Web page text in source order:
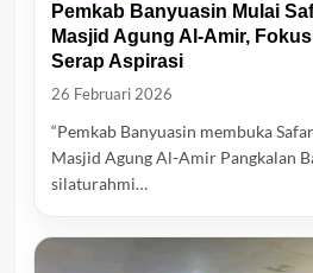
Pemkab Banyuasin Mulai
Masjid Agung Al-Amir,
Serap Aspirasi
26 Februari 2026
“Pemkab Banyuasin membuka
Masjid Agung Al-Amir Pangkalan
silaturahmi…